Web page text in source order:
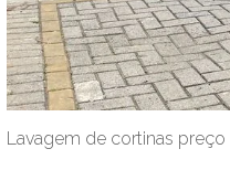
Lavagem de cortinas preço